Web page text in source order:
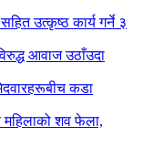
उत्कृष्ठ कार्य गर्ने ३
आवाज उठाँउदा
कडा
महिलाको शव फेला,